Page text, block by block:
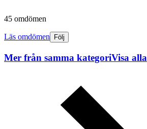
45 omdömen
Läs omdömen Följ
Mer från samma kategoriVisa alla